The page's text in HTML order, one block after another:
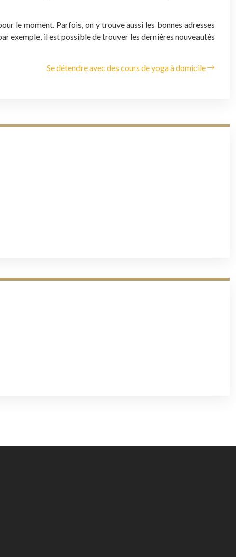
le moment. Parfois, on y trouve aussi les bonnes adresses
exemple, il est possible de trouver les dernières nouveautés
Se détendre avec des cours de yoga à domicile